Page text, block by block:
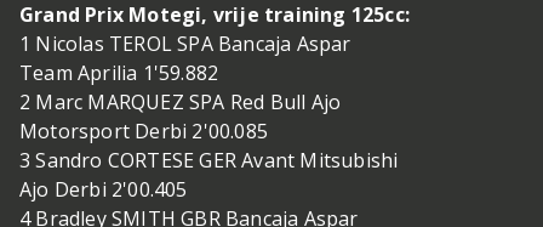
Grand Prix Motegi, vrije training 125cc:
1 Nicolas TEROL SPA Bancaja Aspar
Team Aprilia 1'59.882
2 Marc MARQUEZ SPA Red Bull Ajo
Motorsport Derbi 2'00.085
3 Sandro CORTESE GER Avant Mitsubishi
Ajo Derbi 2'00.405
4 Bradley SMITH GBR Bancaja Aspar